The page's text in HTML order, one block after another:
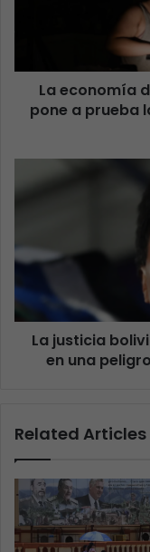
La economía
pone a prueba
La justicia
en una
Related Articles